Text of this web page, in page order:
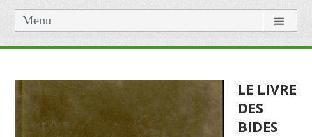
Menu
LE LIVRE
DES
BIDES